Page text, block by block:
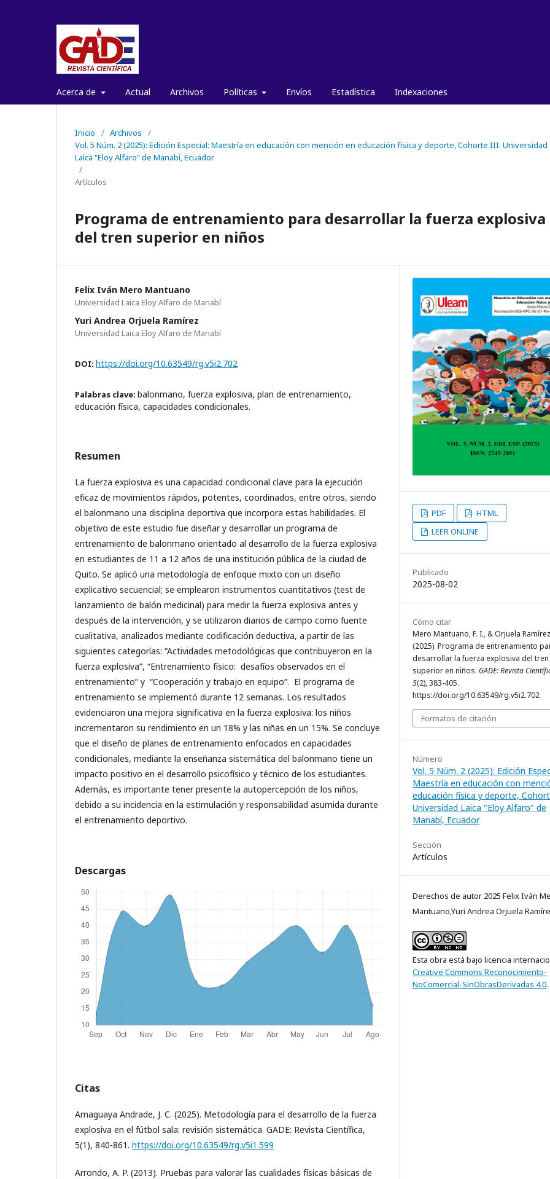
Acerca de Actual Archivos Políticas Envíos Estadística Indexaciones
Inicio / Archivos
/
Vol. 5 Núm. 2 (2025): Edición Especial: Maestría en educación con mención en educación física y deporte, Cohorte III. Universidad
Laica "Eloy Alfaro" de Manabí, Ecuador
/
Artículos
Programa de entrenamiento para desarrollar la fuerza explosiva
del tren superior en niños
Felix Iván Mero Mantuano
Universidad Laica Eloy Alfaro de Manabí
Yuri Andrea Orjuela Ramírez
Universidad Laica Eloy Alfaro de Manabí
DOI: https://doi.org/10.63549/rg.v5i2.702
Palabras clave: balonmano, fuerza explosiva, plan de entrenamiento,
educación física, capacidades condicionales.
Resumen
La fuerza explosiva es una capacidad condicional clave para la ejecución
eficaz de movimientos rápidos, potentes, coordinados, entre otros, siendo
el balonmano una disciplina deportiva que incorpora estas habilidades. El
objetivo de este estudio fue diseñar y desarrollar un programa de
entrenamiento de balonmano orientado al desarrollo de la fuerza explosiva
en estudiantes de 11 a 12 años de una institución pública de la ciudad de
Quito. Se aplicó una metodología de enfoque mixto con un diseño
explicativo secuencial; se emplearon instrumentos cuantitativos (test de
lanzamiento de balón medicinal) para medir la fuerza explosiva antes y
después de la intervención, y se utilizaron diarios de campo como fuente
cualitativa, analizados mediante codificación deductiva, a partir de las
siguientes categorías: “Actividades metodológicas que contribuyeron en la
fuerza explosiva”, “Entrenamiento físico: desafíos observados en el
entrenamiento” y “Cooperación y trabajo en equipo”. El programa de
entrenamiento se implementó durante 12 semanas. Los resultados
evidenciaron una mejora significativa en la fuerza explosiva: los niños
incrementaron su rendimiento en un 18% y las niñas en un 15%. Se concluye
que el diseño de planes de entrenamiento enfocados en capacidades
condicionales, mediante la enseñanza sistemática del balonmano tiene un
impacto positivo en el desarrollo psicofísico y técnico de los estudiantes.
Además, es importante tener presente la autopercepción de los niños,
debido a su incidencia en la estimulación y responsabilidad asumida durante
el entrenamiento deportivo.
Descargas
Citas
Amaguaya Andrade, J. C. (2025). Metodología para el desarrollo de la fuerza
explosiva en el fútbol sala: revisión sistemática. GADE: Revista Científica,
5(1), 840-861. https://doi.org/10.63549/rg.v5i1.599
Arrondo, A. P. (2013). Pruebas para valorar las cualidades físicas básicas de
PDF
HTML
LEER ONLINE
Publicado
2025-08-02
Cómo citar
Mero Mantuano, F. I., & Orjuela
(2025). Programa de entrenamiento
desarrollar la fuerza explosiva del tren
superior en niños. GADE: Revista
5(2), 383-405.
https://doi.org/10.63549/rg.v5i2.702
Formatos de citación
Número
Vol. 5 Núm. 2 (2025): Edición
Maestría en educación con
educación física y deporte,
Universidad Laica "Eloy Alfaro" de
Manabí, Ecuador
Sección
Artículos
Derechos de autor 2025 Felix Iván
Mantuano,Yuri Andrea Orjuela
Esta obra está bajo licencia
Creative Commons Reconocimiento-
NoComercial-SinObrasDerivadas 4.0.